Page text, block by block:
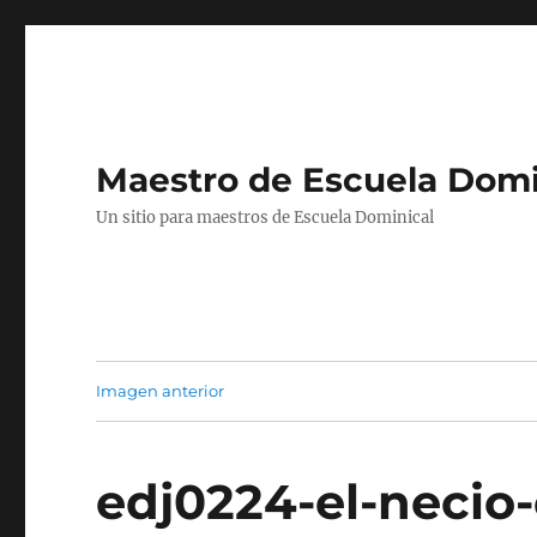
Maestro de Escuela
Un sitio para maestros de Escuela Dominical
Imagen anterior
edj0224-el-